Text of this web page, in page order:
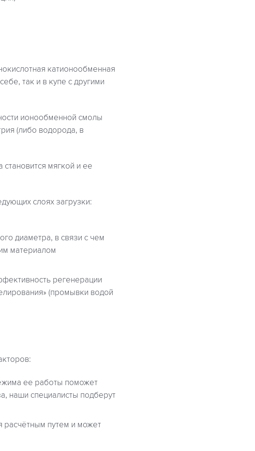
катионообменная
так и в купе с другими
ионообменной смолы
(либо водорода, в
мягкой и ее
слоях загрузки:
диаметра, в связи с чем
материалом
регенерации
(промывки водой
ее работы поможет
наши специалисты подберут
расчётным путем и может